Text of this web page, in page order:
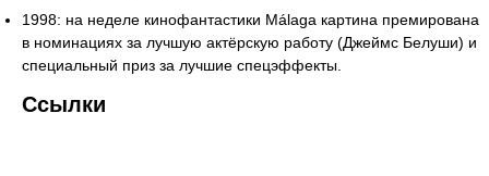
1998: на неделе кинофантастики Málaga картина премирована
в номинациях за лучшую актёрскую работу (Джеймс Белуши) и
специальный приз за лучшие спецэффекты.
Ссылки